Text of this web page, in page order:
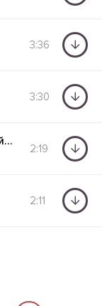
3:36
3:30
Кирюша не тупи ты ближе подойди
2:19
2:11